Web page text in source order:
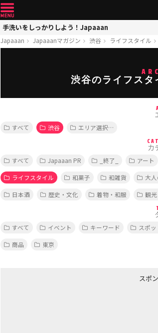
手洗いをしっかりしよう！Japaaan
Japaaan Japaaanマガジン 渋谷 ライフスタイル
渋谷のライフスタ
すべて 渋谷 エリア選択…
カ
すべて Japaaan PR _終了_ アート
ライフスタイル
和菓子 和雑貨 大
日本酒
歴史・文化 着物・和服 観
すべて イベント キーワード スポッ
商品
東京
スポ